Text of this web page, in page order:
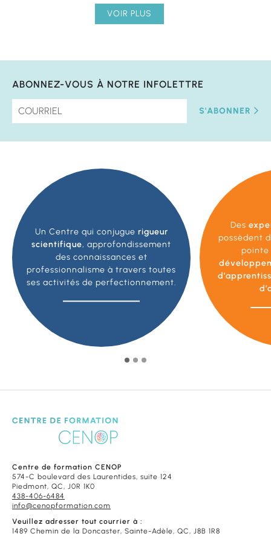
VOIR PLUS
ABONNEZ-VOUS À NOTRE INFOLETTRE
S'ABONNER
Un Centre qui conjugue rigueur
scientifique, approfondissement
des connaissances et
professionnalisme à travers toutes
ses activités de perfectionnement.
Des
possèdent
pointe
Centre de formation CENOP
574-C boulevard des Laurentides, suite 124
Piedmont, QC, J0R 1K0
438-406-6484
info@cenopformation.com
Veuillez adresser tout courrier à :
1489 Chemin de la Doncaster, Sainte-Adèle, QC, J8B 1R8